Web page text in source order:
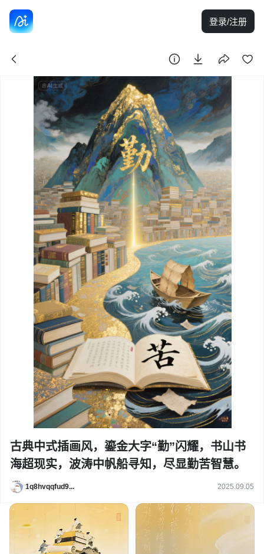
登录/注册
古典中式插画风，鎏金大字“勤”闪耀，书山书
海超现实，波涛中帆船寻知，尽显勤苦智慧。
1q8hvqqfud9... 2025.09.05